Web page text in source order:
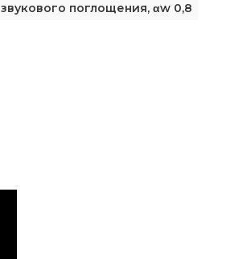
звукового поглощения, αw 0,8